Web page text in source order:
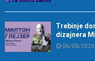
Trebinje
dizajnera
06/08/2026